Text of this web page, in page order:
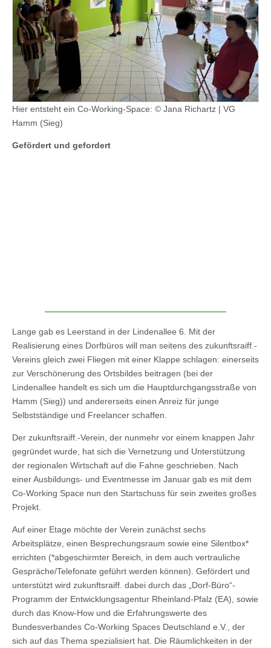
Hier entsteht ein Co-Working-Space: © Jana Richartz | VG
Hamm (Sieg)
Gefördert und gefordert
Lange gab es Leerstand in der Lindenallee 6. Mit der
Realisierung eines Dorfbüros will man seitens des zukunftsraiff.-
Vereins gleich zwei Fliegen mit einer Klappe schlagen: einerseits
zur Verschönerung des Ortsbildes beitragen (bei der
Lindenallee handelt es sich um die Hauptdurchgangsstraße von
Hamm (Sieg)) und andererseits einen Anreiz für junge
Selbstständige und Freelancer schaffen.
Der zukunftsraiff.-Verein, der nunmehr vor einem knappen Jahr
gegründet wurde, hat sich die Vernetzung und Unterstützung
der regionalen Wirtschaft auf die Fahne geschrieben. Nach
einer Ausbildungs- und Eventmesse im Januar gab es mit dem
Co-Working Space nun den Startschuss für sein zweites großes
Projekt.
Auf einer Etage möchte der Verein zunächst sechs
Arbeitsplätze, einen Besprechungsraum sowie eine Silentbox*
errichten (*abgeschirmter Bereich, in dem auch vertrauliche
Gespräche/Telefonate geführt werden können). Gefördert und
unterstützt wird zukunftsraiff. dabei durch das „Dorf-Büro“-
Programm der Entwicklungsagentur Rheinland-Pfalz (EA), sowie
durch das Know-How und die Erfahrungswerte des
Bundesverbandes Co-Working Spaces Deutschland e.V., der
sich auf das Thema spezialisiert hat. Die Räumlichkeiten in der